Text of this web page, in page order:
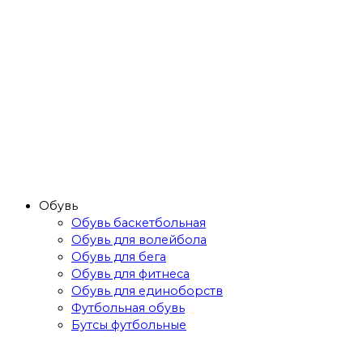
Обувь
Обувь баскетбольная
Обувь для волейбола
Обувь для бега
Обувь для фитнеса
Обувь для единоборств
Футбольная обувь
Бутсы футбольные